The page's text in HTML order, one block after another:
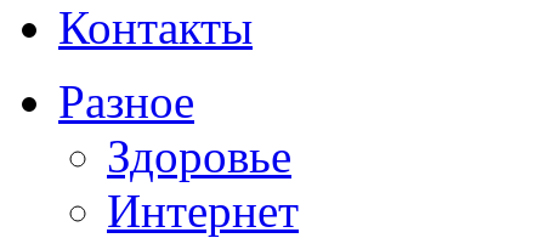
Контакты
Разное
Здоровье
Интернет